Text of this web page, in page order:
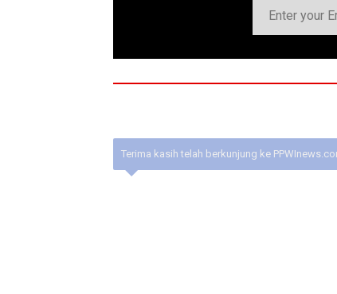
Terima kasih telah berkunjung ke